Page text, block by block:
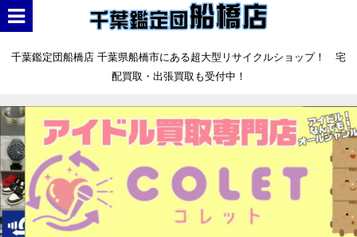
千葉鑑定団船橋店 千葉県船橋市にある超大型リサイクルショップ！ 宅
配買取・出張買取も受付中！